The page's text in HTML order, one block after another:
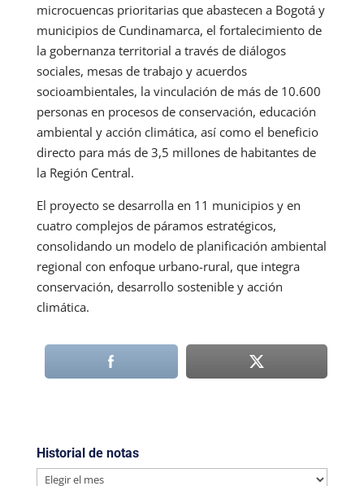
microcuencas prioritarias que abastecen a Bogotá y
municipios de Cundinamarca, el fortalecimiento de
la gobernanza territorial a través de diálogos
sociales, mesas de trabajo y acuerdos
socioambientales, la vinculación de más de 10.600
personas en procesos de conservación, educación
ambiental y acción climática, así como el beneficio
directo para más de 3,5 millones de habitantes de
la Región Central.
El proyecto se desarrolla en 11 municipios y en
cuatro complejos de páramos estratégicos,
consolidando un modelo de planificación ambiental
regional con enfoque urbano-rural, que integra
conservación, desarrollo sostenible y acción
climática.
Historial de notas
Historial